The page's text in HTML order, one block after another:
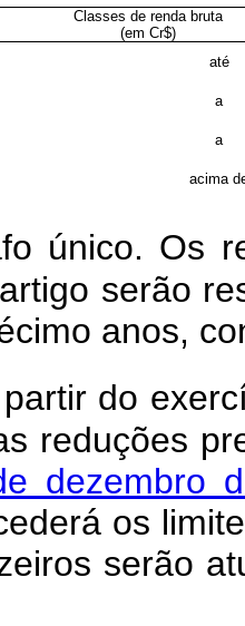
Classes de renda bruta
(em Cr$)
até
a
a
acima
único. Os
serão
anos,
do
reduções
dezembro
os
serão